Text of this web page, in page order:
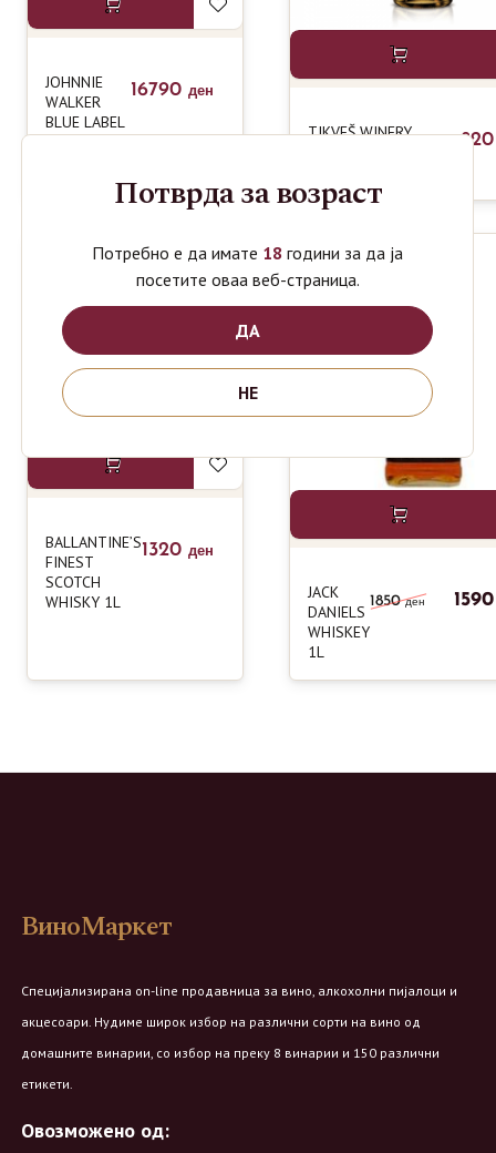
JOHNNIE
WALKER
BLUE LABEL
0.7L
16790 ден
TIKVEŠ WINERY
BALLANTINE’S
FINEST
SCOTCH
WHISKY 1L
1320 ден
-14%
JACK
DANIELS
WHISKEY
1L
1850ден
ВиноМаркет
Специјализирана on-line продавница за вино, алкохолни пијалоци и
акцесоари. Нудиме широк избор на различни сорти на вино од
домашните винарии, со избор на преку 8 винарии и 150 различни
етикети.
Овозможено од:
Потврда за возраст
Потребно е да имате 18 години за да ја
посетите оваа веб-страница.
ДА
НЕ